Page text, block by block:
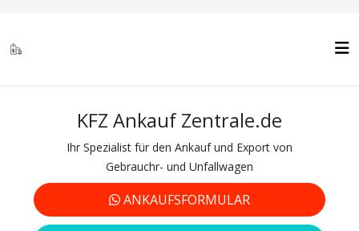
KFZ Ankauf Zentrale.de
Ihr Spezialist für den Ankauf und Export von
Gebrauchr- und Unfallwagen
ANKAUFSFORMULAR